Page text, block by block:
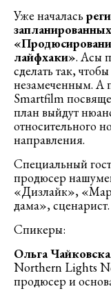
Уже началась
лайфхаки». Асы
сделать так,
незамеченным. А
Smartfilm
план выйдут
относительного
направления.
Специальный
продюсер
«Дизлайк»,
дама», сценарист.
Спикеры:
Ольга
Northern Lights
продюсер и